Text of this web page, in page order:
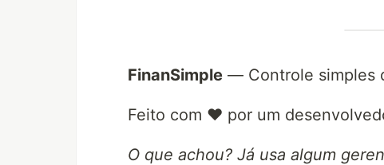
FinanSimple — Controle simples
Feito com ❤️ por um
O que achou? Já usa algum